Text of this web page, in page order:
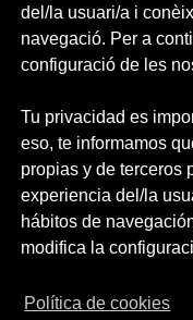
del/la usuari/a i
navegació. Per a
configuració de les
Tu privacidad es
eso, te informamos
propias y de terceros
experiencia del/la
hábitos de
modifica la
Política de cookies
CMG
CUDAP
Escena Erasmus
Formación contínua
Promoció d'Activitats
UV-Gandia
UVdiscapacitat
SOBRE
Quienes somos
Política de privacidad